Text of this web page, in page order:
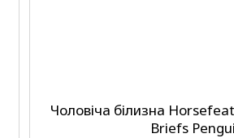
Чоловіча білизна
Briefs